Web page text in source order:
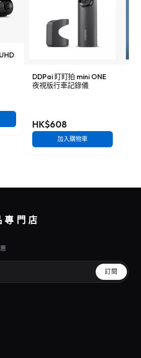
DDPai 盯盯拍 mini ONE
夜視版行車記錄儀
HK$608
加入購物車
門店
訂閱